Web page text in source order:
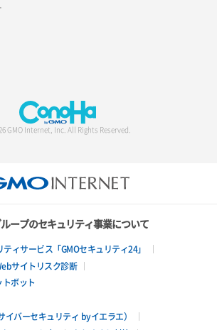
GMO Internet, Inc. All Rights Reserved.
ープのセキュリティ事業について
ィサービス「GMOセキュリティ24」
サイトリスク診断
ボット
バーセキュリティ byイエラエ）